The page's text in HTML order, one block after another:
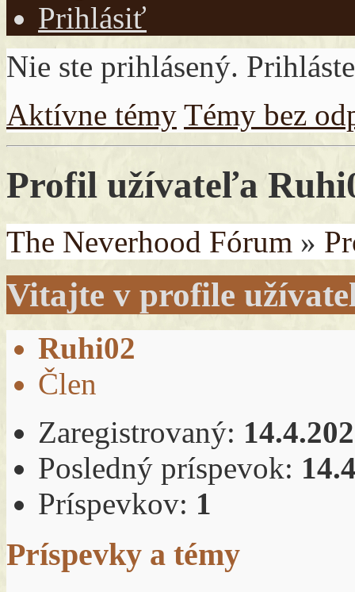
Prihlásiť
Nie ste prihlásený.
Aktívne témy Témy bez
Profil užívateľa
The Neverhood Fórum »
Vitajte v profile
Ruhi02
Člen
Zaregistrovaný:
Posledný príspevok:
Príspevkov: 1
Príspevky a témy